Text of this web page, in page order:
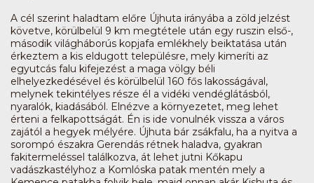
A cél szerint haladtam előre Újhuta irányába a zöld jelzést
követve, körülbelül 9 km megtétele után egy ruszin első-,
második világháborús kopjafa emlékhely beiktatása után
érkeztem a kis eldugott településre, mely kimeríti az
egyutcás falu kifejezést a maga völgy béli
elhelyezkedésével és körülbelül 160 fős lakosságával,
melynek tekintélyes része él a vidéki vendéglátásból,
nyaralók, kiadásából. Elnézve a környezetet, meg lehet
érteni a felkapottságát. Én is ide vonulnék vissza a város
zajától a hegyek mélyére. Újhuta bár zsákfalu, ha a nyitva a
sorompó északra Gerendás rétnek haladva, gyakran
fakitermeléssel találkozva, át lehet jutni Kőkapu
vadászkastélyhoz a Komlóska patak mentén mely a